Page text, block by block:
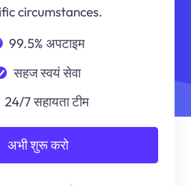
circumstances.
99.5% अपटाइम
सहज स्वयं सेवा
24/7 सहायता टीम
अभी शुरू करो